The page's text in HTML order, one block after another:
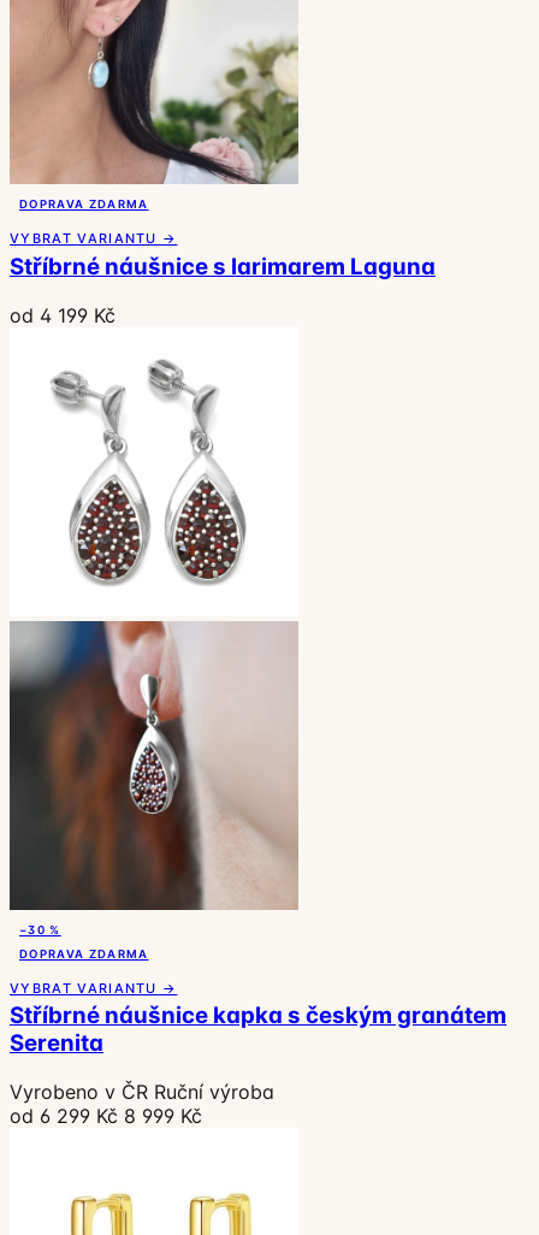
DOPRAVA ZDARMA
VYBRAT VARIANTU →
Stříbrné náušnice s larimarem Laguna
od 4 199 Kč
−30 %
DOPRAVA ZDARMA
VYBRAT VARIANTU →
Stříbrné náušnice kapka s českým granátem
Serenita
Vyrobeno v ČR Ruční výroba
od 6 299 Kč 8 999 Kč